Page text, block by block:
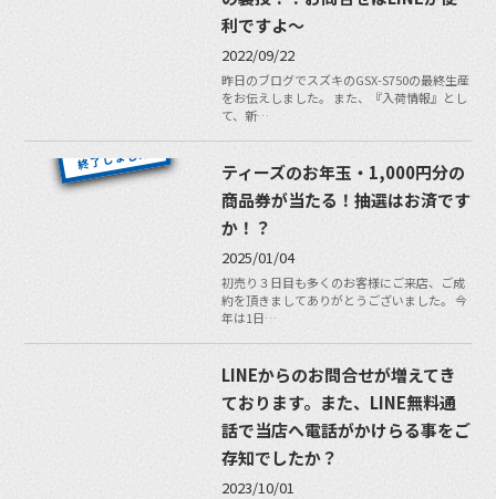
利ですよ〜
2022/09/22
昨日のブログでスズキのGSX-S750の最終生産
をお伝えしました。 また、『入荷情報』とし
て、新…
ティーズのお年玉・1,000円分の
商品券が当たる！抽選はお済です
か！？
2025/01/04
初売り３日目も多くのお客様にご来店、ご成
約を頂きましてありがとうございました。 今
年は1日…
LINEからのお問合せが増えてき
ております。また、LINE無料通
話で当店へ電話がかけらる事をご
存知でしたか？
2023/10/01